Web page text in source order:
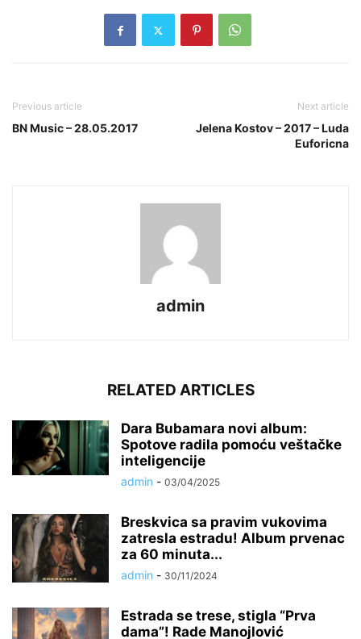
Previous article
BN Music – 28.05.2017
Next article
Jelena Kostov – 2017 – Luda
Euforicna
admin
RELATED ARTICLES
Dara Bubamara novi album:
Spotove radila pomoću veštačke
inteligencije
admin - 03/04/2025
Breskvica sa pravim vukovima
zatresla estradu! Album prvenac
za 60 minuta...
admin - 30/11/2024
Estrada se trese, stigla “Prva
dama”! Rade Manojlović